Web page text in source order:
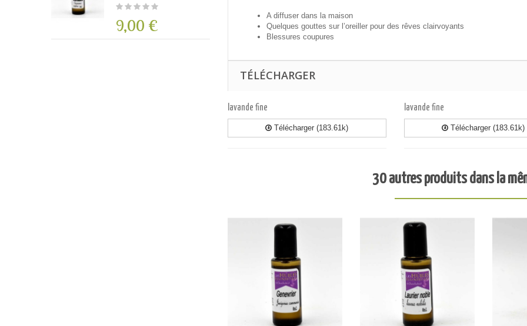
9,00 €
A diffuser dans la maison
Quelques gouttes sur l’oreiller pour des rêves clairvoyants
Blessures coupures
TÉLÉCHARGER
lavande fine
Télécharger (183.61k)
lavande fine
Télécharger (183.61k)
30 autres produits dans la